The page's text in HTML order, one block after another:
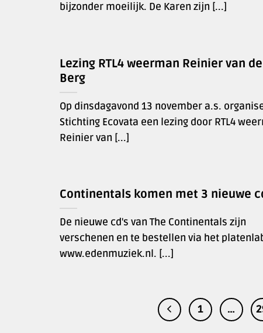
bijzonder moeilijk. De Karen zijn [...]
Lezing RTL4 weerman Reinier van
Berg
Op dinsdagavond 13 november a.s.
Stichting Ecovata een lezing door RTL4
Reinier van [...]
Continentals komen met 3 nieuwe
De nieuwe cd's van The Continentals zijn
verschenen en te bestellen via het
www.edenmuziek.nl. [...]
1 …